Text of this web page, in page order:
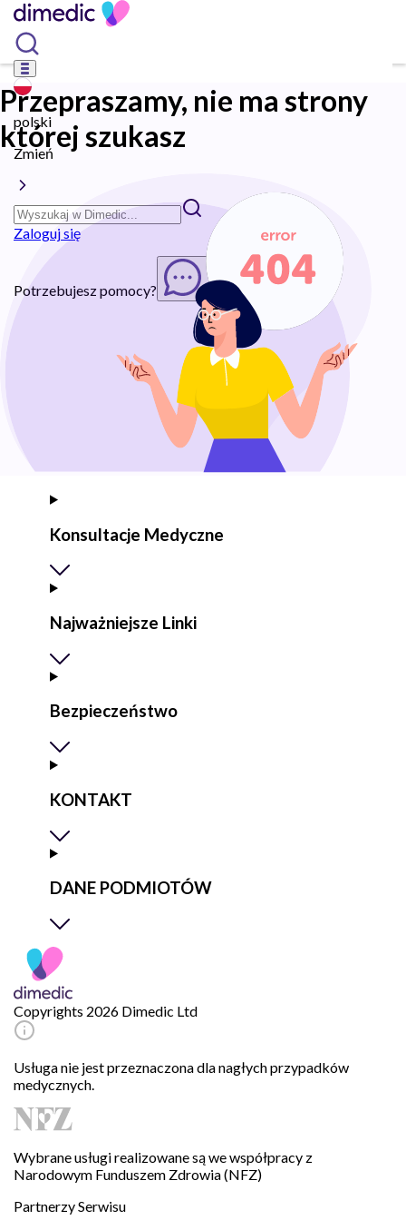
polski
Zmień
Zaloguj się
Potrzebujesz pomocy? Rozpocznij chat
Przepraszamy, nie ma strony
której szukasz
Konsultacje Medyczne
Najważniejsze Linki
Bezpieczeństwo
KONTAKT
DANE PODMIOTÓW
Copyrights 2026 Dimedic Ltd
Usługa nie jest przeznaczona dla nagłych przypadków
medycznych.
Wybrane usługi realizowane są we współpracy z
Narodowym Funduszem Zdrowia (NFZ)
Partnerzy Serwisu